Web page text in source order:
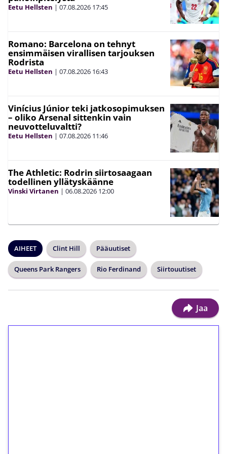
Eetu Hellsten | 07.08.2026 17:45
Romano: Barcelona on tehnyt
ensimmäisen virallisen tarjouksen
Rodrista
Eetu Hellsten | 07.08.2026 16:43
Vinícius Júnior teki jatkosopimuksen
– oliko Arsenal sittenkin vain
neuvotteluvaltti?
Eetu Hellsten | 07.08.2026 11:46
The Athletic: Rodrin siirtosaagaan
todellinen yllätyskäänne
Vinski Virtanen | 06.08.2026 12:00
AIHEET Clint Hill Pääuutiset
Queens Park Rangers Rio Ferdinand Siirtouutiset
Jaa